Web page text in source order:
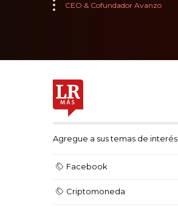
CEO & Cofundador Avanzo
Agregue a sus temas de interés
Facebook
Criptomoneda